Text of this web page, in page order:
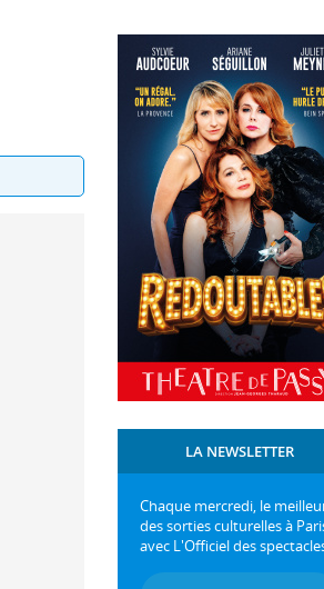
LA NEWSLETTER
Chaque mercredi, le
des sorties culturelles à
avec L'Officiel des